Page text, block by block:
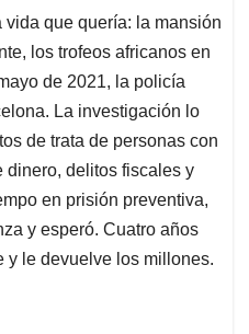
que quería: la mansión
los trofeos africanos en
de 2021, la policía
La investigación lo
de trata de personas con
dinero, delitos fiscales y
en prisión preventiva,
y esperó. Cuatro años
y le devuelve los millones.